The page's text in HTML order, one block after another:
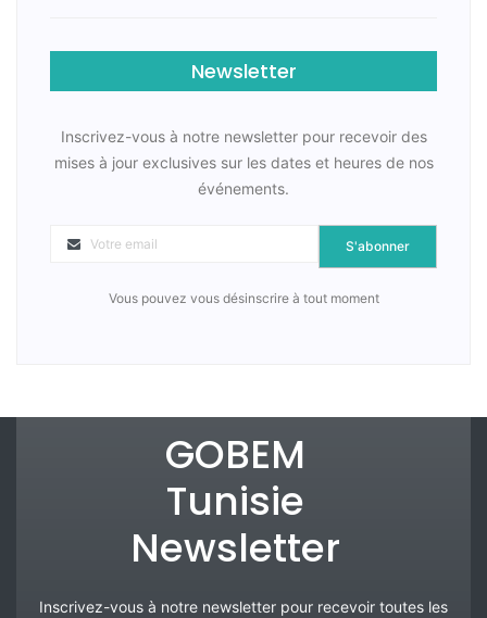
Newsletter
Inscrivez-vous à notre newsletter pour recevoir des
mises à jour exclusives sur les dates et heures de nos
événements.
S'abonner
Vous pouvez vous désinscrire à tout moment
GOBEM
Tunisie
Newsletter
Inscrivez-vous à notre newsletter pour recevoir toutes les